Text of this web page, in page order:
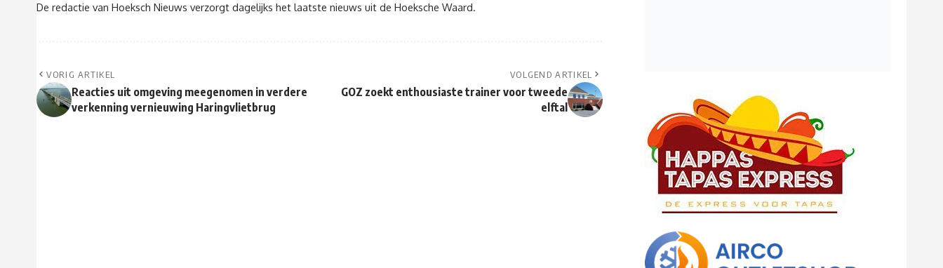
De redactie van Hoeksch Nieuws verzorgt dagelijks het laatste nieuws uit de Hoeksche Waard.
VORIG ARTIKEL
Reacties uit omgeving meegenomen in verdere
verkenning vernieuwing Haringvlietbrug
VOLGEND ARTIKEL
GOZ zoekt enthousiaste trainer voor tweede
elftal